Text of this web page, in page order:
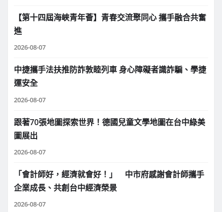
【第十四屆海峽青年薈】青春交流聚同心 攜手融合共奮
進
2026-08-07
中捷攜手法扶推防詐敦睦列車 身心障礙者識詐騙、學捷
運安全
2026-08-07
跟著70張地圖探索世界！德國兒童文學地圖在台中綠美
圖展出
2026-08-07
「會計師好，經濟就會好！」 中市府感謝會計師攜手
企業成長、共創台中經濟榮景
2026-08-07